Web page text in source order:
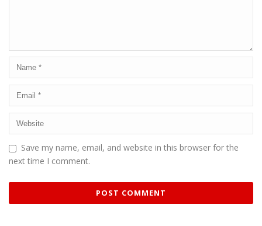
Save my name, email, and website in this browser for the
next time I comment.